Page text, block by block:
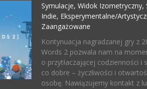
Symulacje,Widok Izometryczny,
Indie, Eksperymentalne/
Zaangażowane
Kontynuacja nagradzanej gry z
Words 2 pozwala nam na
o przytłaczającej codzienności i
co dobre – życzliwości i
osobę. Nawiązujemy kontakt z